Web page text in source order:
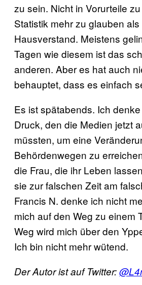
zu sein. Nicht in Vorurteile
Statistik mehr zu glauben
Hausverstand. Meistens
Tagen wie diesem ist das
anderen. Aber es hat auch
behauptet, dass es einfach
Es ist spätabends. Ich
Druck, den die Medien jetzt
müssten, um eine
Behördenwegen zu
die Frau, die ihr Leben
sie zur falschen Zeit am
Francis N. denke ich nicht
mich auf den Weg zu einem
Weg wird mich über den
Ich bin nicht mehr wütend.
Der Autor ist auf Twitter: